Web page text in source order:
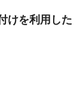
けを利用した